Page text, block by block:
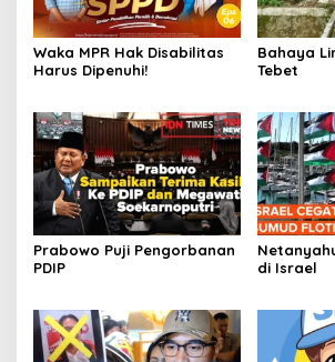
Waka MPR Hak Disabilitas
Harus Dipenuhi!
Bahaya
Tebet
Prabowo Puji Pengorbanan
PDIP
di Israel